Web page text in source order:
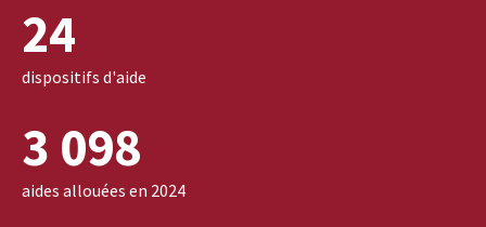
24
dispositifs d'aide
3 098
aides allouées en 2024